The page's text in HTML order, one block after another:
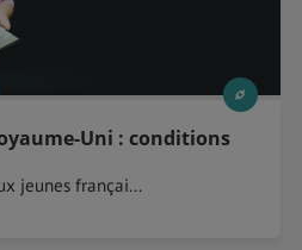
Uni : conditions
jeunes françai...